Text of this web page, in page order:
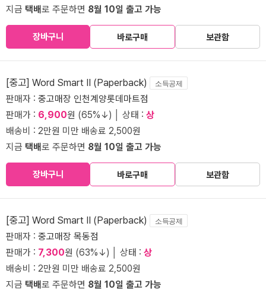
지금 택배로 주문하면 8월 10일 출고 가능
장바구니 바로구매 보관함
[중고] Word Smart II (Paperback) 소득공제
판매자 : 중고매장 인천계양롯데마트점
판매가 : 6,900원 (65%↓) │ 상태 : 상
배송비 : 2만원 미만 배송료 2,500원
지금 택배로 주문하면 8월 10일 출고 가능
장바구니 바로구매 보관함
[중고] Word Smart II (Paperback) 소득공제
판매자 : 중고매장 목동점
판매가 : 7,300원 (63%↓) │ 상태 : 상
배송비 : 2만원 미만 배송료 2,500원
지금 택배로 주문하면 8월 10일 출고 가능